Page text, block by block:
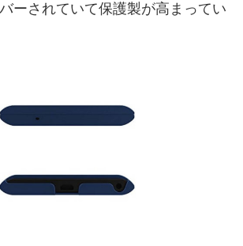
ーされていて保護製が高まってい